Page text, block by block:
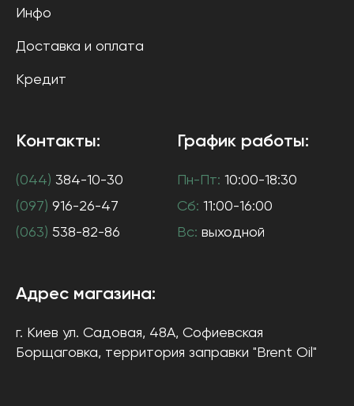
Инфо
Доставка и оплата
Кредит
Контакты:
(044) 384-10-30
(097) 916-26-47
(063) 538-82-86
График работы:
Пн-Пт: 10:00-18:30
Сб: 11:00-16:00
Вс: выходной
Адрес магазина:
г. Киев ул. Садовая, 48А, Софиевская
Борщаговка, территория заправки "Brent Oil"